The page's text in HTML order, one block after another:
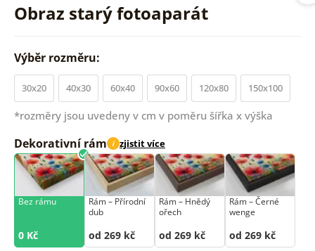
Obraz starý fotoaparát
Výběr rozměru:
30x20 40x30 60x40 90x60 120x80 150x100
*rozměry jsou uvedeny v cm v poměru šířka x výška
Dekorativní rám i zjistit více
Bez rámu
0 Kč
Rám –⁠⁠⁠⁠⁠⁠ Přírodní
dub
od 269 kč
Rám –⁠⁠⁠⁠⁠⁠ Hnědý
ořech
od 269 kč
Rám –⁠⁠⁠⁠⁠⁠ Černé
wenge
od 269 kč